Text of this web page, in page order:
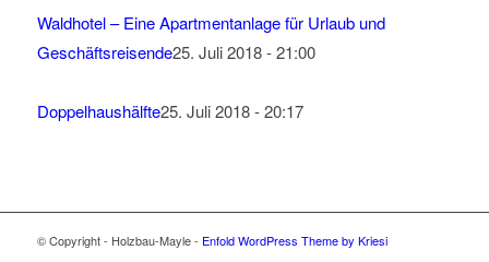
Waldhotel – Eine Apartmentanlage für Urlaub und
Geschäftsreisende25. Juli 2018 - 21:00
Doppelhaushälfte25. Juli 2018 - 20:17
© Copyright - Holzbau-Mayle - Enfold WordPress Theme by Kriesi